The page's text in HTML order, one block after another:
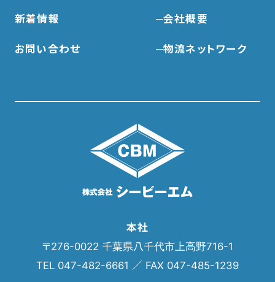
本社
〒276-0022 千葉県八千代市上高野716-1
TEL 047-482-6661 ／ FAX 047-485-1239
会社概要
物流ネットワーク
新着情報
お問い合わせ